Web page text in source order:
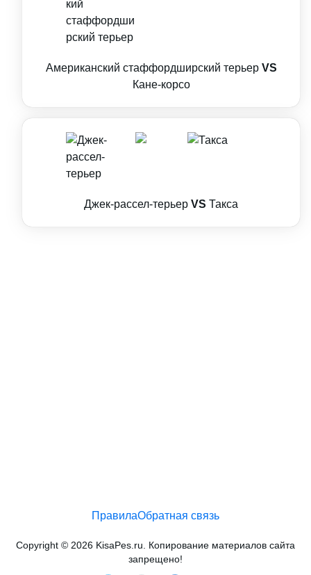
Американский стаффордширский терьер VS
Кане-корсо
Джек-рассел-терьер VS Такса
ПравилаОбратная связь
Copyright © 2026 KisaPes.ru. Копирование материалов сайта
запрещено!